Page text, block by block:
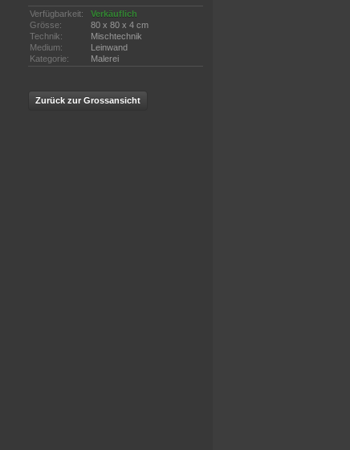
Verfügbarkeit:
Verkäuflich
Grösse:
80 x 80 x 4 cm
Technik:
Mischtechnik
Medium:
Leinwand
Kategorie:
Malerei
Zurück zur Grossansicht